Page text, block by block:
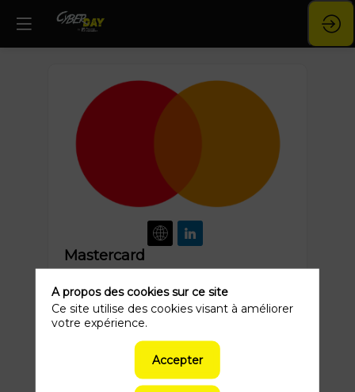
Mastercard
Mastercard est historiquement une
société technologique mondiale dans
l’industrie des paiements.
Notre mission consiste à connecter et
alimenter une économie numérique
inclusive, qui bénéficie à...
A propos des cookies sur ce site
Ce site utilise des cookies visant à améliorer
votre expérience.
Accepter